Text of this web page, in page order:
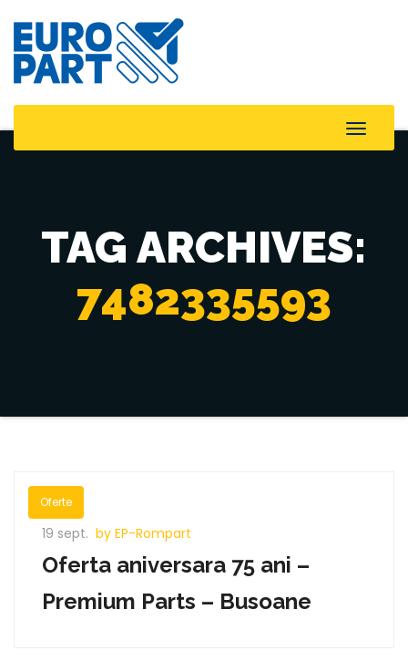
Toggle
TAG ARCHIVES:
7482335593
Oferte
19 sept. by EP-Rompart
Oferta aniversara 75 ani –
Premium Parts – Busoane